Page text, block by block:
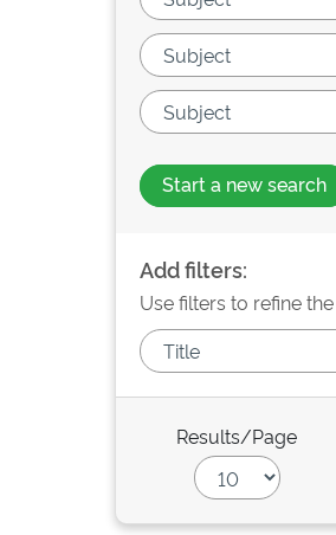
Start a new search
Add filters:
Use filters to refine
Results/Page